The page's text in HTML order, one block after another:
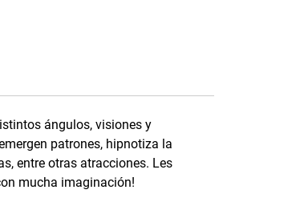
ángulos, visiones y
patrones, hipnotiza la
entre otras atracciones. Les
mucha imaginación!